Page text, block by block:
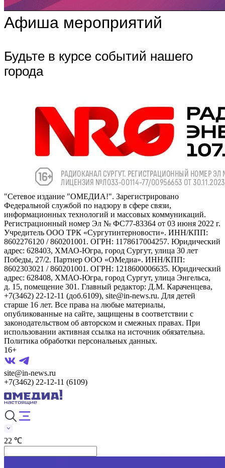
Афиша мероприятий
Будьте в курсе событий нашего
города
"Сетевое издание "ОМЕДИА!". Зарегистрировано
Федеральной службой по надзору в сфере связи,
информационных технологий и массовых коммуникаций.
Регистрационный номер Эл № ФС77-83364 от 03 июня 2022 г.
Учредитель ООО ТРК «Сургутинтерновости». ИНН/КПП:
8602276120 / 860201001. ОГРН: 1178617004257. Юридический
адрес: 628403, ХМАО-Югра, город Сургут, улица 30 лет
Победы, 27/2. Партнер ООО «ОМедиа». ИНН/КПП:
8602303021 / 860201001. ОГРН: 1218600006635. Юридический
адрес: 628408, ХМАО-Югра, город Сургут, улица Энгельса,
д. 15, помещение 301. Главный редактор: Д.М. Караченцева,
+7(3462) 22-12-11 (доб.6109), site@in-news.ru. Для детей
старше 16 лет. Все права на любые материалы,
опубликованные на сайте, защищены в соответствии с
законодательством об авторском и смежных правах. При
использовании активная ссылка на источник обязательна.
Политика обработки персональных данных.
16+
site@in-news.ru
+7(3462) 22-12-11 (6109)
22 ℃